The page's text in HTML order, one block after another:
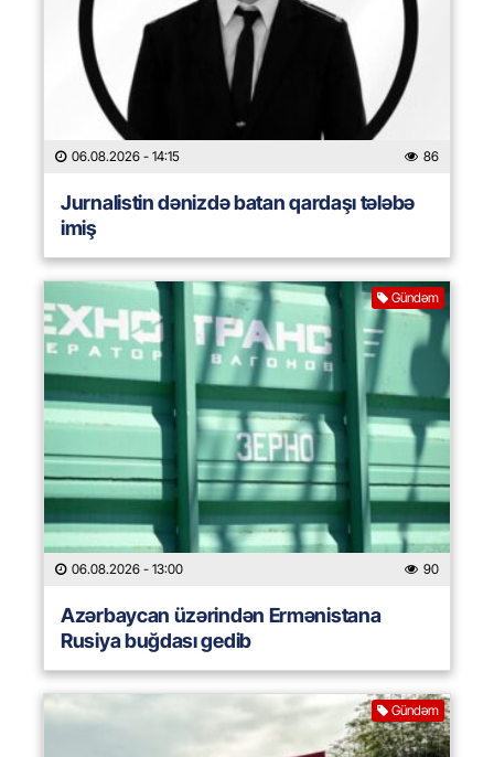
06.08.2026 - 14:15 86
Jurnalistin dənizdə batan qardaşı tələbə
imiş
Gündəm
06.08.2026 - 13:00 90
Azərbaycan üzərindən Ermənistana
Rusiya buğdası gedib
Gündəm